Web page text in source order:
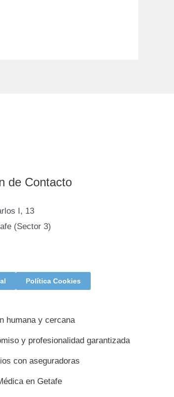
de Contacto
I, 13
(Sector 3)
Política Cookies
humana y cercana
y profesionalidad garantizada
con aseguradoras
en Getafe